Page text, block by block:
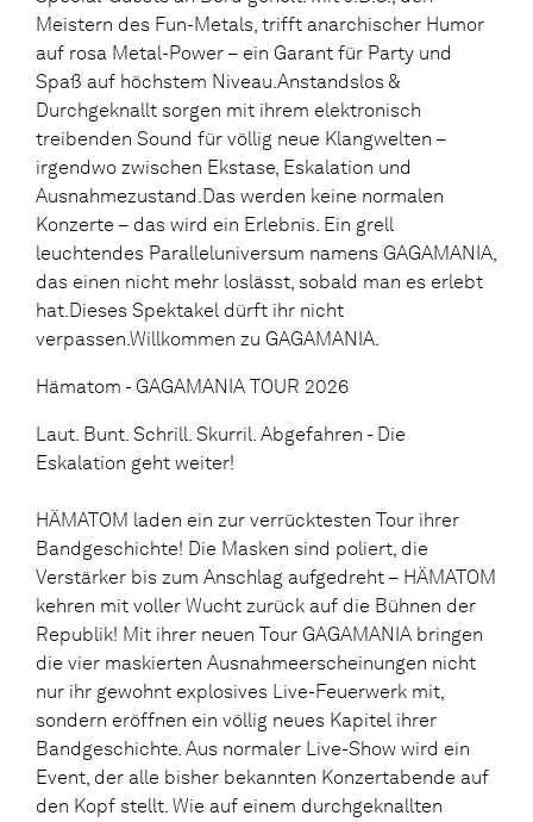
Meistern des Fun-Metals, trifft anarchischer Humor
auf rosa Metal-Power – ein Garant für Party und
Spaß auf höchstem Niveau.Anstandslos &
Durchgeknallt sorgen mit ihrem elektronisch
treibenden Sound für völlig neue Klangwelten –
irgendwo zwischen Ekstase, Eskalation und
Ausnahmezustand.Das werden keine normalen
Konzerte – das wird ein Erlebnis. Ein grell
leuchtendes Paralleluniversum namens GAGAMANIA,
das einen nicht mehr loslässt, sobald man es erlebt
hat.Dieses Spektakel dürft ihr nicht
verpassen.Willkommen zu GAGAMANIA.
Hämatom - GAGAMANIA TOUR 2026
Laut. Bunt. Schrill. Skurril. Abgefahren - Die
Eskalation geht weiter!
HÄMATOM laden ein zur verrücktesten Tour ihrer
Bandgeschichte! Die Masken sind poliert, die
Verstärker bis zum Anschlag aufgedreht – HÄMATOM
kehren mit voller Wucht zurück auf die Bühnen der
Republik! Mit ihrer neuen Tour GAGAMANIA bringen
die vier maskierten Ausnahmeerscheinungen nicht
nur ihr gewohnt explosives Live-Feuerwerk mit,
sondern eröffnen ein völlig neues Kapitel ihrer
Bandgeschichte. Aus normaler Live-Show wird ein
Event, der alle bisher bekannten Konzertabende auf
den Kopf stellt. Wie auf einem durchgeknallten